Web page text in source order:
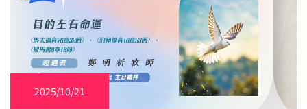
2025/10/21